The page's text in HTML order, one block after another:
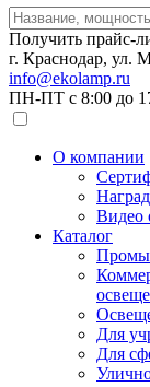
Получить прайс-
г. Краснодар, ул.
info@ekolamp.ru
ПН-ПТ с 8:00 до
О компании
Видео
Каталог
Для
Для